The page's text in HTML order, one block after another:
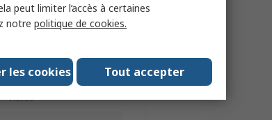
Quadrillé
Inférieur
Violet
peut limiter l’accès à certaines
notre politique de cookies.
Tout accepter
les cookies